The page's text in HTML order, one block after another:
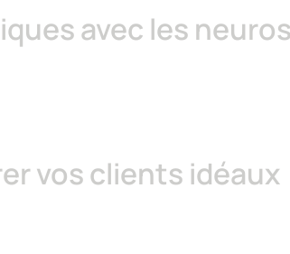
avec les
vos clients idéaux